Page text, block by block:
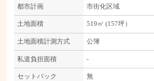
都市計画 市街化区域
土地面積 519㎡ (157坪）
土地面積計測方式 公簿
私道負担面積 -
セットバック 無